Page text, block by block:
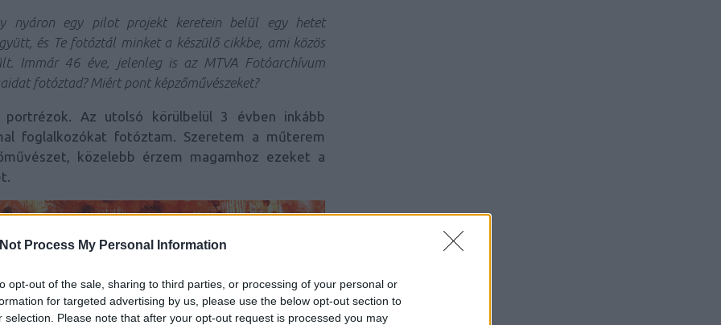
Process My Personal Information
opt-out of the sale, sharing to third parties, or processing of your personal or
for targeted advertising by us, please use the below opt-out section to
selection. Please note that after your opt-out request is processed you may
nyáron egy pilot projekt keretein belül egy hetet
és Te fotóztál minket a készülő cikkbe, ami közös
Immár 46 éve, jelenleg is az MTVA Fotóarchívum
fotóztad? Miért pont képzőművészeket?
Az utolsó körülbelül 3 évben inkább
foglalkozókat fotóztam. Szeretem a műterem
közelebb érzem magamhoz ezeket a